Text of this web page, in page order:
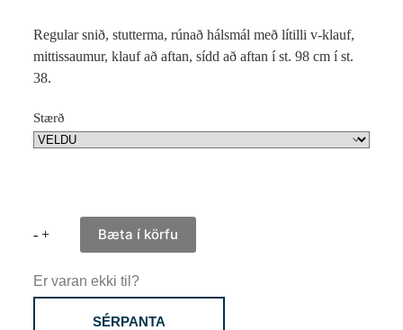
Regular snið, stutterma, rúnað hálsmál með lítilli v-klauf,
mittissaumur, klauf að aftan, sídd að aftan í st. 98 cm í st.
38.
Stærð
- + Bæta í körfu
Er varan ekki til?
SÉRPANTA